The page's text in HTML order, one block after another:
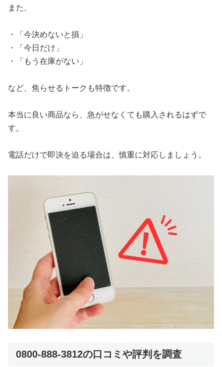
また、
・「今決めないと損」
・「今日だけ」
・「もう在庫がない」
など、焦らせるトークも特徴です。
本当に良い商品なら、急がせなくても購入されるはずで
す。
電話だけで即決を迫る場合は、慎重に対応しましょう。
0800-888-3812の口コミや評判を調査